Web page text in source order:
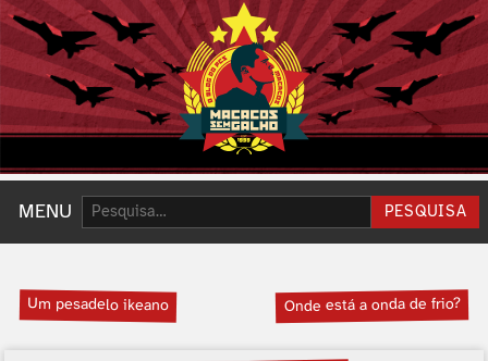
MENU Pesquisar: PESQUISA
Um pesadelo ikeano Onde está a onda de frio?